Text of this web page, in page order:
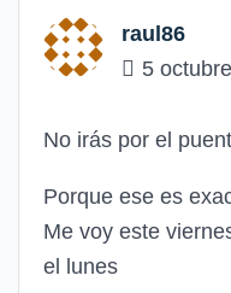
raul86
5
No irás por el
Porque ese es
Me voy este
el lunes